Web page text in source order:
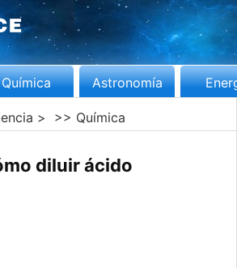
Química Astronomía
> >> Química
diluir ácido